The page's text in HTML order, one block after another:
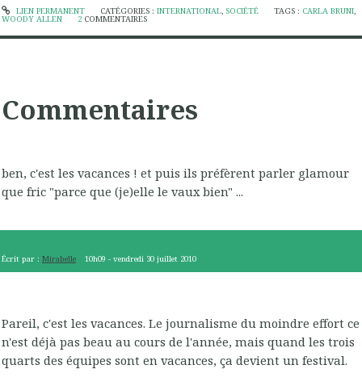
LIEN PERMANENT CATÉGORIES : INTERNATIONAL, SOCIÉTÉ TAGS : CARLA BRUNI,
WOODY ALLEN 2 COMMENTAIRES
Commentaires
ben, c'est les vacances ! et puis ils préfèrent parler glamour
que fric "parce que (je)elle le vaux bien" ...
Écrit par : Mirabelle 10h09 -vendredi 30 juillet 2010
Pareil, c'est les vacances. Le journalisme du moindre effort ce
n'est déjà pas beau au cours de l'année, mais quand les trois
quarts des équipes sont en vacances, ça devient un festival.